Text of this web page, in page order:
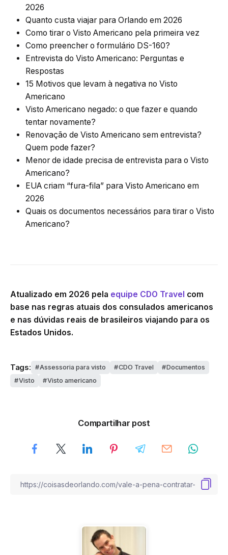
2026
Quanto custa viajar para Orlando em 2026
Como tirar o Visto Americano pela primeira vez
Como preencher o formulário DS-160?
Entrevista do Visto Americano: Perguntas e
Respostas
15 Motivos que levam à negativa no Visto
Americano
Visto Americano negado: o que fazer e quando
tentar novamente?
Renovação de Visto Americano sem entrevista?
Quem pode fazer?
Menor de idade precisa de entrevista para o Visto
Americano?
EUA criam “fura-fila” para Visto Americano em
2026
Quais os documentos necessários para tirar o Visto
Americano?
Atualizado em 2026 pela equipe CDO Travel com
base nas regras atuais dos consulados americanos
e nas dúvidas reais de brasileiros viajando para os
Estados Unidos.
Tags: Assessoria para visto CDO Travel
Documentos
Visto
Visto americano
Compartilhar post